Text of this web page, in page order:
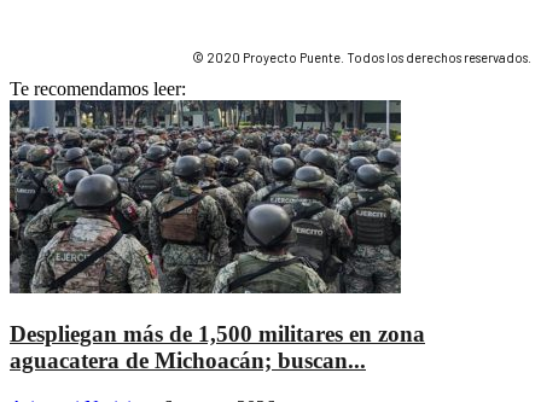
© 2020 Proyecto Puente. Todos los derechos reservados.
Te recomendamos leer:
Despliegan más de 1,500 militares en zona
aguacatera de Michoacán; buscan...